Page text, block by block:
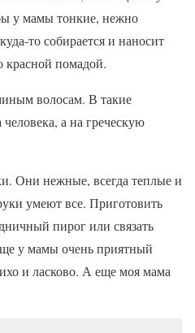
у мамы тонкие, нежно
то собирается и наносит
красной помадой.
волосам. В такие
а на греческую
Они нежные, всегда теплые и
умеют все. Приготовить
пирог или связать
у мамы очень приятный
и ласково. А еще моя мама